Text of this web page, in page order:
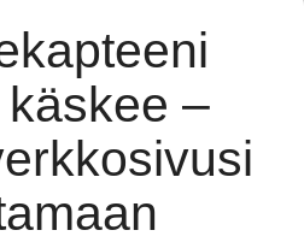
–